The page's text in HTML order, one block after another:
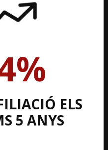
ELS
5 ANYS